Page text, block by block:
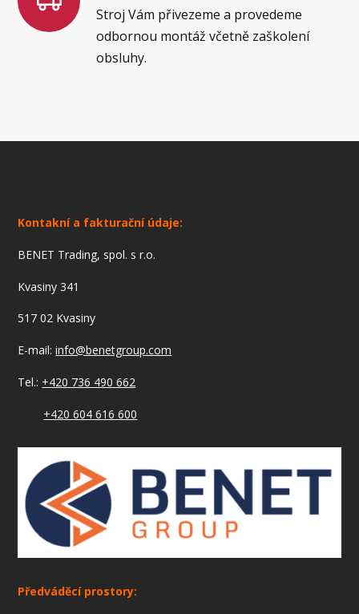
Stroj Vám přivezeme a provedeme
odbornou montáž včetně zaškolení
obsluhy.
Kontakní a fakturační údaje:
BENET Trading, spol. s r.o.
Kvasiny 341
517 02 Kvasiny
E-mail:info@benetgroup.com
Tel.: +420 736 490 662
+420 604 616 600
Předváděcí prostory: